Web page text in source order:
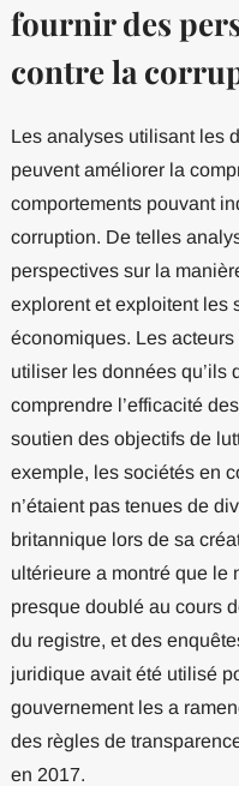
fournir des
contre la
Les analyses utilisant les
peuvent améliorer la
comportements pouvant
corruption. De telles
perspectives sur la
explorent et exploitent les
économiques. Les
utiliser les données qu’ils
comprendre l’efficacité
soutien des objectifs de
exemple, les sociétés en
n’étaient pas tenues de
britannique lors de sa
ultérieure a montré que le
presque doublé au cours
du registre, et des
juridique avait été utilisé
gouvernement les a
des règles de
en 2017.